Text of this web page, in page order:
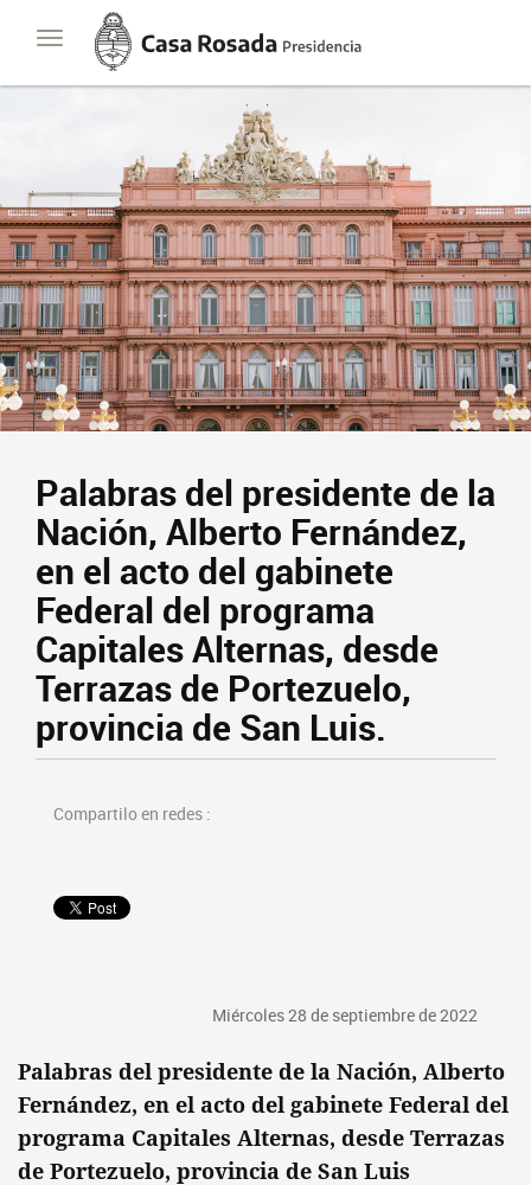
Toggle
navigation
Casa
Rosada
Presidencia
de
Palabras del presidente de la
Nación, Alberto Fernández,
en el acto del gabinete
Federal del programa
Capitales Alternas, desde
Terrazas de Portezuelo,
provincia de San Luis.
Compartilo en redes :
Miércoles 28 de septiembre de 2022
Palabras del presidente de la Nación, Alberto
Fernández, en el acto del gabinete Federal del
programa Capitales Alternas, desde Terrazas
de Portezuelo, provincia de San Luis